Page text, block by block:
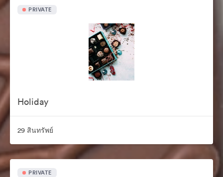
PRIVATE
Holiday
29 สินทรัพย์
PRIVATE